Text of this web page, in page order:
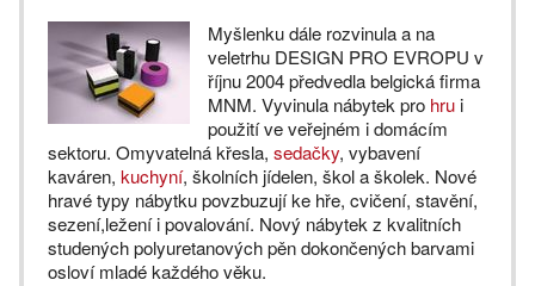
Myšlenku dále rozvinula a na
veletrhu DESIGN PRO EVROPU v
říjnu 2004 předvedla belgická firma
MNM. Vyvinula nábytek pro hru i
použití ve veřejném i domácím
sektoru. Omyvatelná křesla, sedačky, vybavení
kaváren, kuchyní, školních jídelen, škol a školek. Nové
hravé typy nábytku povzbuzují ke hře, cvičení, stavění,
sezení,ležení i povalování. Nový nábytek z kvalitních
studených polyuretanových pěn dokončených barvami
osloví mladé každého věku.